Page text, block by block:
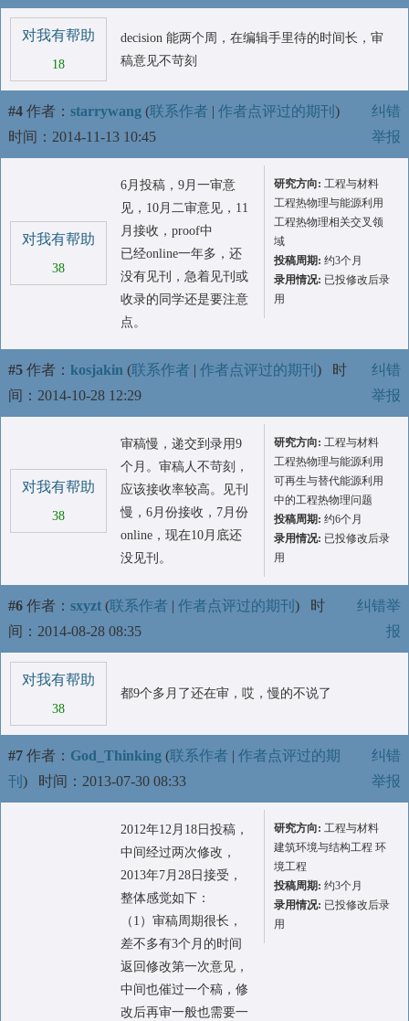
对我有帮助
18
decision 能两个周，在编辑手里待的时间长，审
稿意见不苛刻
#4 作者： starrywang (联系作者 | 作者点评过的期刊 )
时间：2014-11-13 10:45
纠错
举报
对我有帮助
38
6月投稿，9月一审意
见，10月二审意见，11
月接收，proof中
已经online一年多，还
没有见刊，急着见刊或
收录的同学还是要注意
点。
研究方向: 工程与材料
工程热物理与能源利用
工程热物理相关交叉领
域
投稿周期: 约3个月
录用情况: 已投修改后录
用
#5 作者： kosjakin (联系作者 | 作者点评过的期刊 ) 时
间：2014-10-28 12:29
纠错
举报
对我有帮助
38
审稿慢，递交到录用9
个月。审稿人不苛刻，
应该接收率较高。见刊
慢，6月份接收，7月份
online，现在10月底还
没见刊。
研究方向: 工程与材料
工程热物理与能源利用
可再生与替代能源利用
中的工程热物理问题
投稿周期: 约6个月
录用情况: 已投修改后录
用
#6 作者： sxyzt (联系作者 | 作者点评过的期刊 ) 时
间：2014-08-28 08:35
纠错举
报
对我有帮助
38
都9个多月了还在审，哎，慢的不说了
#7 作者： God_Thinking (联系作者 | 作者点评过的期
刊 ) 时间：2013-07-30 08:33
纠错
举报
2012年12月18日投稿，
中间经过两次修改，
2013年7月28日接受，
整体感觉如下：
（1）审稿周期很长，
差不多有3个月的时间
返回修改第一次意见，
中间也催过一个稿，修
改后再审一般也需要一
研究方向: 工程与材料
建筑环境与结构工程 环
境工程
投稿周期: 约3个月
录用情况: 已投修改后录
用